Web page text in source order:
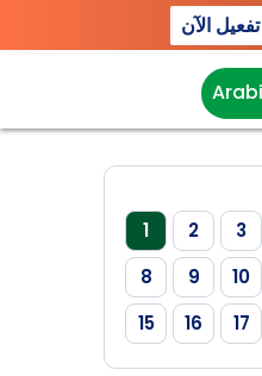
تفعيل الآن
1 2 3
8
9 10
15
16 17